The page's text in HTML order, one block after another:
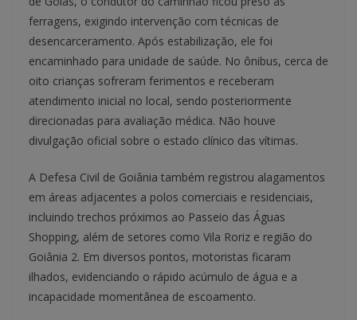
ferragens, exigindo intervenção com técnicas de
desencarceramento. Após estabilização, ele foi
encaminhado para unidade de saúde. No ônibus, cerca de
oito crianças sofreram ferimentos e receberam
atendimento inicial no local, sendo posteriormente
direcionadas para avaliação médica. Não houve
divulgação oficial sobre o estado clínico das vítimas.
A Defesa Civil de Goiânia também registrou alagamentos
em áreas adjacentes a polos comerciais e residenciais,
incluindo trechos próximos ao Passeio das Águas
Shopping, além de setores como Vila Roriz e região do
Goiânia 2. Em diversos pontos, motoristas ficaram
ilhados, evidenciando o rápido acúmulo de água e a
incapacidade momentânea de escoamento.